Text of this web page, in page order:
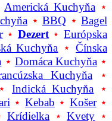
Americká Kuchyňa⋆
⋆ BBQ ⋆ Bagel
⋆ Dezert⋆Európska
Kuchyňa ⋆Čínska
⋆ Domáca Kuchyňa⋆
Kuchyňa ⋆
Indická Kuchyňa ⋆
⋆ Kebab ⋆ Košer⋆
Krídielka ⋆Kvety ⋆